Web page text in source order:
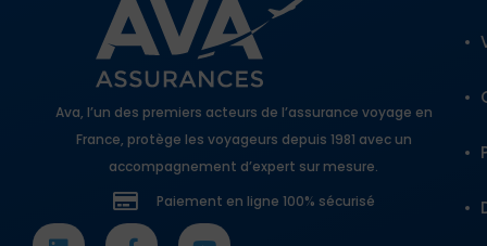
Ava, l’un des premiers acteurs de l’assurance voyage en
France, protège les voyageurs depuis 1981 avec un
accompagnement d’expert sur mesure.
Paiement en ligne 100% sécurisé